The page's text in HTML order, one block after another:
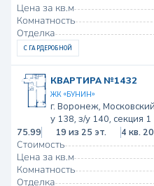
Цена за кв.м
Комнатность
Отделка
С ГАРДЕРОБНОЙ
КВАРТИРА №1432
ЖК «БУНИН»
г. Воронеж,
у 138, з/у 140, секция 1
75.99
19 из 25 эт. 4 кв.
Стоимость
Цена за кв.м
Комнатность
Отделка